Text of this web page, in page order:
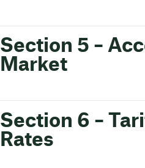
Section 5 –
Market
Section 6 –
Rates